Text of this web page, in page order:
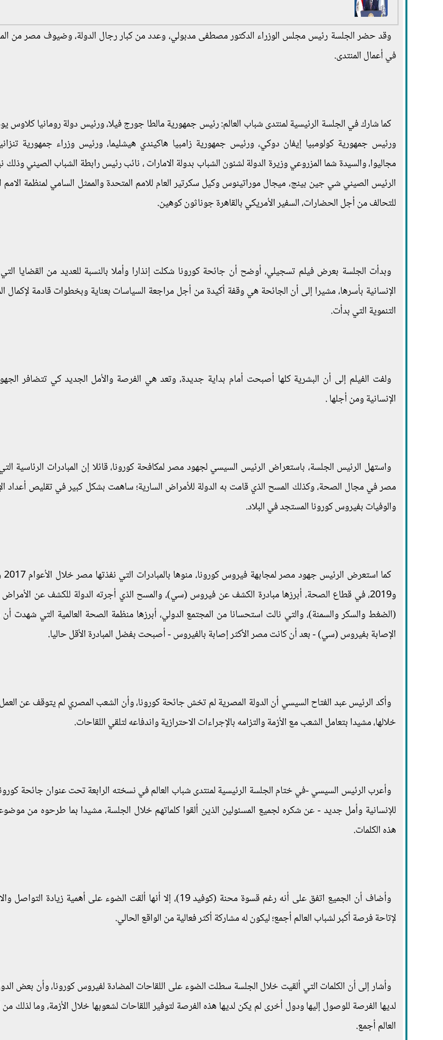
وقد حضر الجلسة رئيس مجلس الوزراء الدكتور مصطفى مدبولي، وعدد من كبار رجال الدولة، وضيوف مصر من
في أعمال المنتدى.
كما شارك في الجلسة الرئيسية لمنتدى شباب العالم: رئيس جمهورية مالطا جورج فيلا، ورئيس دولة رومانيا كلاوس
ورئيس جمهورية كولومبيا إيفان دوكي، ورئيس جمهورية زامبيا هاكيندي هيشليما، ورئيس وزراء جمهورية
مجاليوا، والسيدة شما المزروعي وزيرة الدولة لشئون الشباب بدولة الامارات ، نائب رئيس رابطة الشباب الصيني وذلك
الرئيس الصيني شي جين بينج، ميجال موراتينوس وكيل سكرتير العام للامم المتحدة والممثل السامي لمنظمة الامم
للتحالف من أجل الحضارات، السفير الأمريكي بالقاهرة جوناثون كوهين.
وبدأت الجلسة بعرض فيلم تسجيلي، أوضح أن جائحة كورونا شكلت إنذارا وأملا بالنسبة للعديد من القضايا
الإنسانية بأسرها، مشيرا إلى أن الجائحة هي وقفة أكيدة من أجل مراجعة السياسات بعناية وبخطوات قادمة لإكمال
التنموية التي بدأت.
ولفت الفيلم إلى أن البشرية كلها أصبحت أمام بداية جديدة، وتعد هي الفرصة والأمل الجديد كي تتضافر
الإنسانية ومن أجلها .
واستهل الرئيس الجلسة، باستعراض الرئيس السيسي لجهود مصر لمكافحة كورونا، قائلا إن المبادرات الرئاسية
مصر في مجال الصحة، وكذلك المسح الذي قامت به الدولة للأمراض السارية؛ ساهمت بشكل كبير في تقليص أعداد
والوفيات بفيروس كورونا المستجد في البلاد.
و2019، في قطاع الصحة، أبرزها مبادرة الكشف عن فيروس (سي)، والمسح الذي أجرته الدولة للكشف عن الأمراض
(الضغط والسكر والسمنة)، والتي نالت استحسانا من المجتمع الدولي، أبرزها منظمة الصحة العالمية التي شهدت
الإصابة بفيروس (سي) - بعد أن كانت مصر الأكثر إصابة بالفيروس - أصبحت بفضل المبادرة الأقل حاليا.
وأكد الرئيس عبد الفتاح السيسي أن الدولة المصرية لم تخش جائحة كورونا، وأن الشعب المصري لم يتوقف عن
خلالها، مشيدا بتعامل الشعب مع الأزمة والتزامه بالإجراءات الاحترازية واندفاعه لتلقي اللقاحات.
وأعرب الرئيس السيسي -في ختام الجلسة الرئيسية لمنتدى شباب العالم في نسخته الرابعة تحت عنوان جائحة
للإنسانية وأمل جديد - عن شكره لجميع المسئولين الذين ألقوا كلماتهم خلال الجلسة، مشيدا بما طرحوه من
هذه الكلمات.
وأضاف أن الجميع اتفق على أنه رغم قسوة محنة (كوفيد 19)، إلا أنها ألقت الضوء على أهمية زيادة
لإتاحة فرصة أكبر لشباب العالم أجمع؛ ليكون له مشاركة أكثر فعالية من الواقع الحالي.
وأشار إلى أن الكلمات التي ألقيت خلال الجلسة سطلت الضوء على اللقاحات المضادة لفيروس كورونا، وأن بعض
لديها الفرصة للوصول إليها ودول أخرى لم يكن لديها هذه الفرصة لتوفير اللقاحات لشعوبها خلال الأزمة، وما لذلك
العالم أجمع.